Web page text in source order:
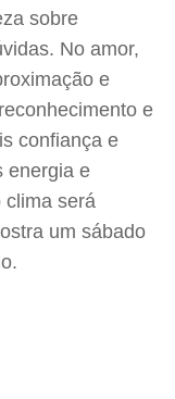
sobre
No amor,
e
e
confiança e
energia e
clima será
um sábado